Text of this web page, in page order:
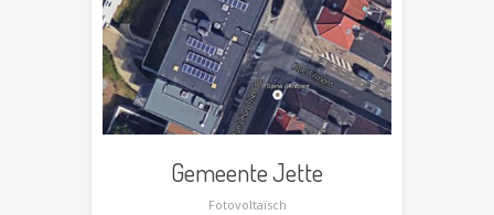
Gemeente Jette
Fotovoltaïsch